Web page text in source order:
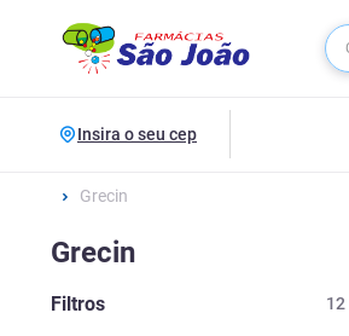
Insira o seu cep
Grecin
Grecin
Filtros
12